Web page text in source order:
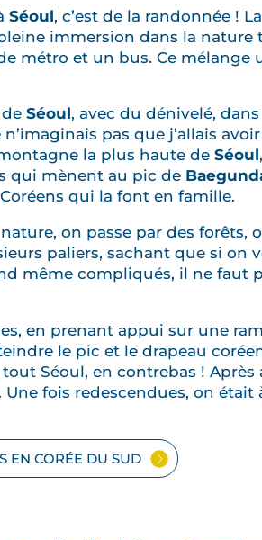
Séoul, c’est de la randonnée !
immersion dans la nature
métro et un bus. Ce mélange
Séoul, avec du dénivelé,
pas que j’allais
la plus haute de Séoul
qui mènent au pic de
qui la font en famille.
on passe par des forêts,
paliers, sachant que si on
même compliqués, il ne faut
en prenant appui sur une
le pic et le drapeau
Séoul, en contrebas ! Après
fois redescendues, on était
EN CORÉE DU SUD